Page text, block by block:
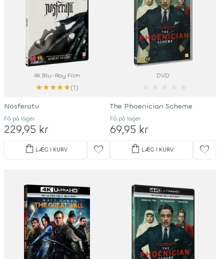
4K Blu-Ray Film
★★★★★(1)
Nosferatu
Få på lager
229,95 kr
shopping_bag LÆG I KURV favorite
DVD
The Phoenician Scheme
Få på lager
69,95 kr
shopping_bag LÆG I KURV favorite